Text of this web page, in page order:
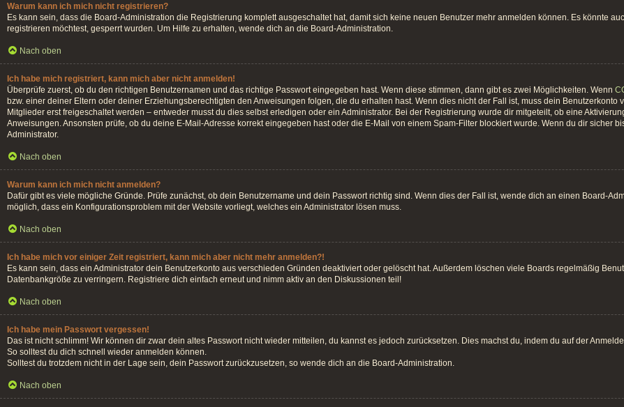
Warum kann ich mich nicht registrieren?
Es kann sein, dass die Board-Administration die Registrierung komplett ausgeschaltet hat, damit sich keine neuen Benutzer mehr anmelden können. Es könnte
registrieren möchtest, gesperrt wurden. Um Hilfe zu erhalten, wende dich an die Board-Administration.
Nach oben
Ich habe mich registriert, kann mich aber nicht anmelden!
Überprüfe zuerst, ob du den richtigen Benutzernamen und das richtige Passwort eingegeben hast. Wenn diese stimmen, dann gibt es zwei Möglichkeiten. Wenn
bzw. einer deiner Eltern oder deiner Erziehungsberechtigten den Anweisungen folgen, die du erhalten hast. Wenn dies nicht der Fall ist, muss dein
Mitglieder erst freigeschaltet werden – entweder musst du dies selbst erledigen oder ein Administrator. Bei der Registrierung wurde dir mitgeteilt, ob eine
Anweisungen. Ansonsten prüfe, ob du deine E-Mail-Adresse korrekt eingegeben hast oder die E-Mail von einem Spam-Filter blockiert wurde. Wenn du dir sicher
Administrator.
Nach oben
Warum kann ich mich nicht anmelden?
Dafür gibt es viele mögliche Gründe. Prüfe zunächst, ob dein Benutzername und dein Passwort richtig sind. Wenn dies der Fall ist, wende dich an einen Board-
möglich, dass ein Konfigurationsproblem mit der Website vorliegt, welches ein Administrator lösen muss.
Nach oben
Ich habe mich vor einiger Zeit registriert, kann mich aber nicht mehr anmelden?!
Es kann sein, dass ein Administrator dein Benutzerkonto aus verschieden Gründen deaktiviert oder gelöscht hat. Außerdem löschen viele Boards regelmäßig
Datenbankgröße zu verringern. Registriere dich einfach erneut und nimm aktiv an den Diskussionen teil!
Nach oben
Ich habe mein Passwort vergessen!
Das ist nicht schlimm! Wir können dir zwar dein altes Passwort nicht wieder mitteilen, du kannst es jedoch zurücksetzen. Dies machst du, indem du auf der
So solltest du dich schnell wieder anmelden können.
Solltest du trotzdem nicht in der Lage sein, dein Passwort zurückzusetzen, so wende dich an die Board-Administration.
Nach oben